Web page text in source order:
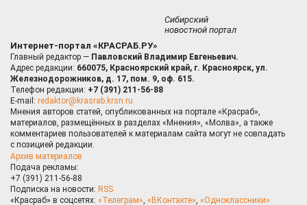
Сибирский
новостной портал
Интернет-портал «КРАСРАБ.РУ»
Главный редактор — Павловский Владимир Евгеньевич.
Адрес редакции: 660075, Красноярский край, г. Красноярск, ул.
Железнодорожников, д. 17, пом. 9, оф. 615.
Телефон редакции: +7 (391) 211-56-88
E-mail: redaktor@krasrab.krsn.ru
Мнения авторов статей, опубликованных на портале «Красраб»,
материалов, размещённых в разделах «Мнения», «Молва», а также
комментариев пользователей к материалам сайта могут не совпадать
с позицией редакции.
Архив материалов
Подача рекламы:
+7 (391) 211-56-88
Подписка на новости: RSS
«Красраб» в соцсетях: «Телеграм», «ВКонтакте», «Одноклассники»